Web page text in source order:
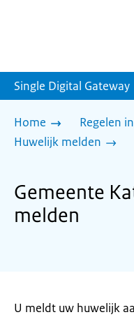
Single Digital Gateway
Home
Regelen
Huwelijk melden
Gemeente
melden
U meldt uw huwelijk